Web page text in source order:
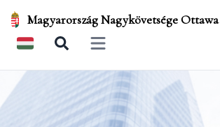
Magyarország Nagykövetsége Ottawa
Open main menu